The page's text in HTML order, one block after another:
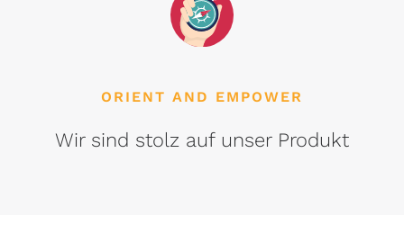
ORIENT AND EMPOWER
Wir sind stolz auf unser Produkt